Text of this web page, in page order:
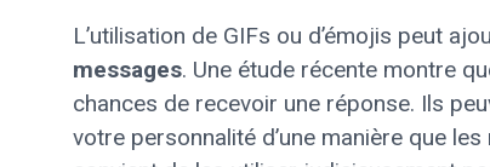
L’utilisation de GIFs ou d’émojis peut
messages. Une étude récente montre
chances de recevoir une réponse. Ils
votre personnalité d’une manière que